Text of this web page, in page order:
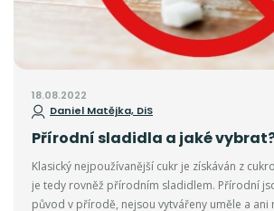
18.08.2022
Daniel Matějka, DiS
Přírodní sladidla a jaké
Klasický nejpoužívanější cukr je získáván z
je tedy rovněž přírodním sladidlem. Přírodní
původ v přírodě, nejsou vytvářeny uměle a ani